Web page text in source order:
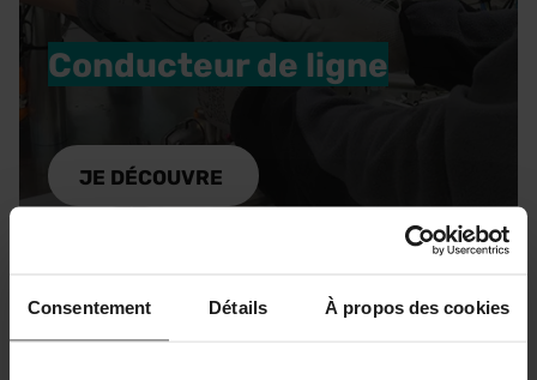
Consentement Détails À propos des cookies
Conducteur de ligne
machines en surveillant, pilotant et effectuant
des opérations de maintenance préventive.
JE DÉCOUVRE